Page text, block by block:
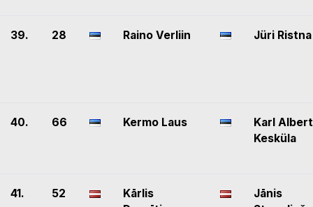
39. 28 Raino Verliin Jüri Ristna
40. 66 Kermo Laus
Karl Albert
Kesküla
41. 52
Kārlis
Jānis